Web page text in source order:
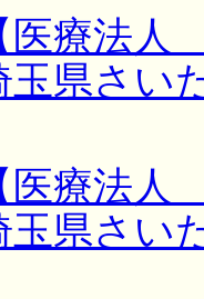
医療法
玉県さい
医療法
玉県さい